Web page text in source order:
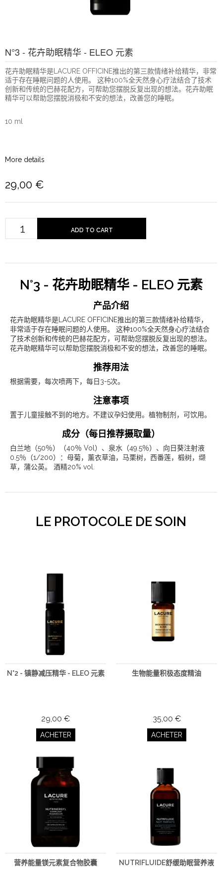
N°3 - 花卉助眠精华 - ELEO 元素
花卉助眠精华是LACURE OFFICINE推出的第三款情绪补给精华，非常
适于存在睡眠问题的人使用。 这种100%全天然身心疗法结合了技术
创新和传统的巴赫花配方，可帮助您摆脱反复出现的想法。花卉助眠
精华可以帮助您摆脱消极和不安的想法，改善您的睡眠。
10 ml
More details
29,00 €
ADD TO CART
N°3 - 花卉助眠精华 - ELEO 元素
产品介绍
花卉助眠精华是LACURE OFFICINE推出的第三款情绪补给精华，
非常适于存在睡眠问题的人使用。 这种100%全天然身心疗法结合
了技术创新和传统的巴赫花配方，可帮助您摆脱反复出现的想法。
花卉助眠精华可以帮助您摆脱消极和不安的想法，改善您的睡眠。
推荐用法
根据需要，每次喷两下，每日3-5次。
注意事项
置于儿童接触不到的地方。不建议孕妇使用。植物制剂，可饮用。
成分（每日推荐摄取量）
白兰地（50％）（40％ Vol）、泉水（49.5％）、向日葵注射液
0.5％（1/200）：母菊，薰衣草油，马栗树，西番莲，椴树，缬
草，蒲公英。 酒精20% vol.
LE PROTOCOLE DE SOIN
N°2 - 镇静减压精华 - ELEO 元素
29,00 €
ACHETER
生物能量积极态度精油
35,00 €
ACHETER
营养能量镁元素复合物胶囊 NUTRIFLUIDE舒缓助眠营养液